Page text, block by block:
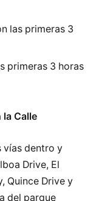
las primeras 3
primeras 3 horas
la Calle
vías dentro y
Drive, El
Quince Drive y
del parque